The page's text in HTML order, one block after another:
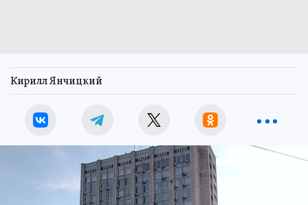
Кирилл Янчицкий